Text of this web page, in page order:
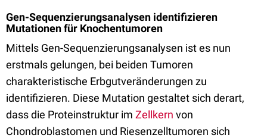
Gen-Sequenzierungsanalysen identifizieren
Mutationen für Knochentumoren
Mittels Gen-Sequenzierungsanalysen ist es nun
erstmals gelungen, bei beiden Tumoren
charakteristische Erbgutveränderungen zu
identifizieren. Diese Mutation gestaltet sich derart,
dass die Proteinstruktur im Zellkern von
Chondroblastomen und Riesenzelltumoren sich